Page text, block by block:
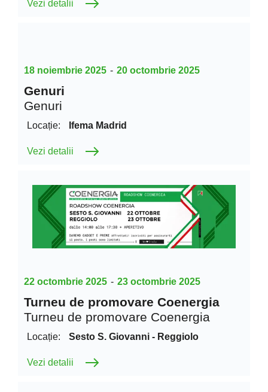
Vezi detalii
18 noiembrie 2025 - 20 octombrie 2025
Genuri
Genuri
Locație: Ifema Madrid
Vezi detalii
22 octombrie 2025 - 23 octombrie 2025
Turneu de promovare Coenergia
Turneu de promovare Coenergia
Locație: Sesto S. Giovanni - Reggiolo
Vezi detalii